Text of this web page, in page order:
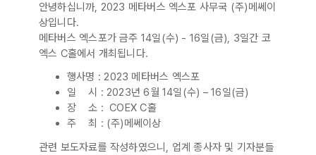
안녕하십니까, 2023 메타버스 엑스포 사무국 (주)메쎄이
상입니다.
메타버스 엑스포가 금주 14일(수) - 16일(금), 3일간 코
엑스 C홀에서 개최됩니다.
행사명 : 2023 메타버스 엑스포
일 시 : 2023년 6월 14일(수) – 16일(금)
장 소 : COEX C홀
주 최 : (주)메쎄이상
관련 보도자료를 작성하였으니, 업계 종사자 및 기자분들